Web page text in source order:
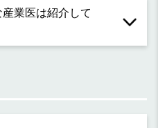
業医は紹介して